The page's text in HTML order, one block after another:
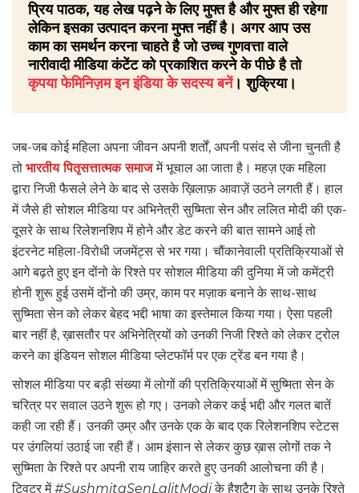
प्रिय पाठक, यह लेख पढ़ने के लिए मुफ्त है और मुफ्त ही रहेगा
लेकिन इसका उत्पादन करना मुफ्त नहीं है। अगर आप उस
काम का समर्थन करना चाहते है जो उच्च गुणवत्ता वाले
नारीवादी मीडिया कंटेंट को प्रकाशित करने के पीछे है तो
कृपया फेमिनिज़म इन इंडिया के सदस्य बनें। शुक्रिया।
जब-जब कोई महिला अपना जीवन अपनी शर्तों, अपनी पसंद से जीना चुनती है
तो भारतीय पितृसत्तात्मक समाजमें भूचाल आ जाता है। महज़ एक महिला
द्वारा निजी फैसले लेने के बाद से उसके ख़िलाफ़ आवाज़ें उठने लगती हैं। हाल
में जैसे ही सोशल मीडिया पर अभिनेत्री सुष्मिता सेन और ललित मोदी की एक-
दूसरे के साथ रिलेशनशिप में होने और डेट करने की बात सामने आई तो
इंटरनेट महिला-विरोधी जजमेंट्स से भर गया। चौंकानेवाली प्रतिक्रियाओं से
आगे बढ़ते हुए इन दोंनो के रिश्ते पर सोशल मीडिया की दुनिया में जो कमेंट्री
होनी शुरू हुई उसमें दोंनो की उम्र, काम पर मज़ाक बनाने के साथ-साथ
सुष्मिता सेन को लेकर बेहद भद्दी भाषा का इस्तेमाल किया गया। ऐसा पहली
बार नहीं है, ख़ासतौर पर अभिनेत्रियों को उनकी निजी रिश्ते को लेकर ट्रोल
करने का इंडियन सोशल मीडिया प्लेटफॉर्म पर एक ट्रेंड बन गया है।
सोशल मीडिया पर बड़ी संख्या में लोगों की प्रतिक्रियाओं में सुष्मिता सेन के
चरित्र पर सवाल उठने शुरू हो गए। उनको लेकर कई भद्दी और गलत बातें
कही जा रही हैं। उनकी उम्र और उनके एक के बाद एक रिलेशनशिप स्टेटस
पर उंगलियां उठाई जा रही हैं। आम इंसान से लेकर कुछ ख़ास लोगों तक ने
सुष्मिता के रिश्ते पर अपनी राय जाहिर करते हुए उनकी आलोचना की है।
ट्विटर में#SushmitaSenLalitModiके हैशटैग के साथ उनके रिश्ते